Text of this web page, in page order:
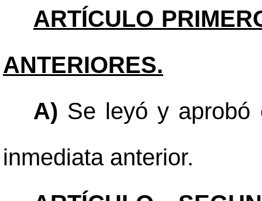
ARTÍCULO
ANTERIORES.
A) Se leyó y aprobó
inmediata anterior.